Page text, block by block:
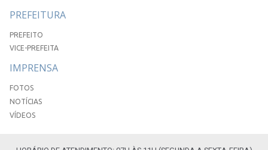
PREFEITURA
PREFEITO
VICE-PREFEITA
IMPRENSA
FOTOS
NOTÍCIAS
VÍDEOS